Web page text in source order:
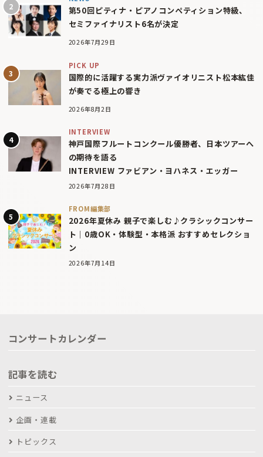
第50回ピティナ・ピアノコンペティション特級、
セミファイナリスト6名が決定
2026年7月29日
PICK UP
国際的に活躍する実力派ヴァイオリニスト松本紘佳
が奏でる極上の響き
2026年8月2日
INTERVIEW
神戸国際フルートコンクール優勝者、日本ツアーへ
の期待を語る
INTERVIEW ファビアン・ヨハネス・エッガー
2026年7月28日
FROM編集部
2026年夏休み 親子で楽しむ♪クラシックコンサー
ト｜0歳OK・体験型・本格派 おすすめセレクショ
ン
2026年7月14日
コンサートカレンダー
記事を読む
ニュース
企画・連載
トピックス